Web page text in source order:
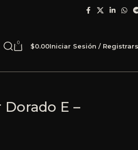
0 $0.00Iniciar Sesión /
E –